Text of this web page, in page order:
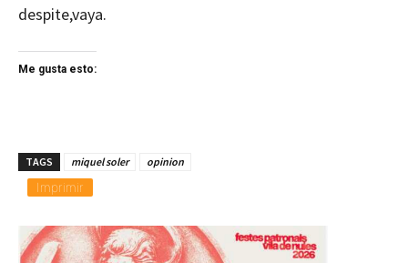
despite,vaya.
Me gusta esto:
TAGS miquel soler opinion
Imprimir